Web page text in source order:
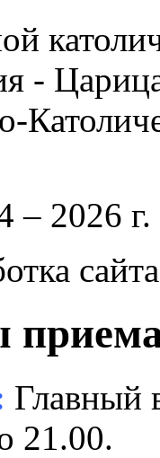
-
– 2026 г.
сайта
Главный
21.00.